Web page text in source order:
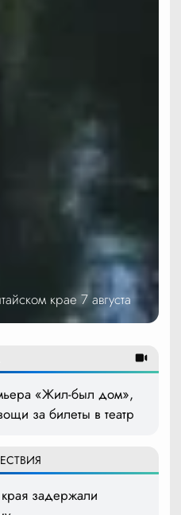
крае 7 августа
«Жил-был дом»,
за билеты в театр
задержали